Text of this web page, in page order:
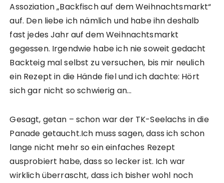
Assoziation „Backfisch auf dem Weihnachtsmarkt“
auf. Den liebe ich nämlich und habe ihn deshalb
fast jedes Jahr auf dem Weihnachtsmarkt
gegessen. Irgendwie habe ich nie soweit gedacht
Backteig mal selbst zu versuchen, bis mir neulich
ein Rezept in die Hände fiel und ich dachte: Hört
sich gar nicht so schwierig an…
Gesagt, getan – schon war der TK-Seelachs in die
Panade getaucht.Ich muss sagen, dass ich schon
lange nicht mehr so ein einfaches Rezept
ausprobiert habe, dass so lecker ist. Ich war
wirklich überrascht, dass ich bisher wohl noch